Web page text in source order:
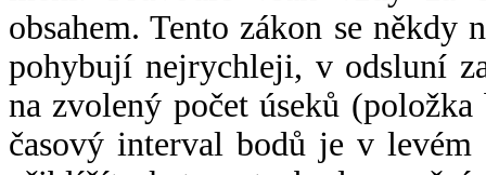
obsahem. Tento zákon se někdy
pohybují nejrychleji, v odsluní
na zvolený počet úseků
časový interval bodů je v